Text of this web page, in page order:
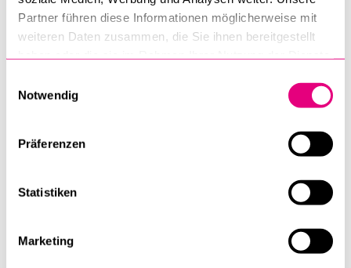
Partner führen diese Informationen möglicherweise mit
weiteren Daten zusammen, die Sie ihnen bereitgestellt
Notwendig
Präferenzen
Statistiken
Marketing
Maya Blättel-Habshush
Lehrbeauftragte für Modernhebräisch
maya.blaettel@doz.unilu.ch
Sprechstunden nach Vereinbarung
richard.blaettel@sluz.ch